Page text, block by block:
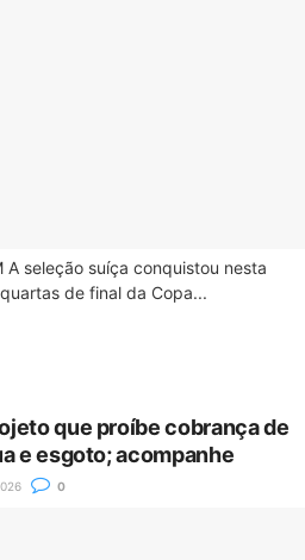
A seleção suíça conquistou nesta
de final da Copa...
que proíbe cobrança de
e esgoto; acompanhe
0